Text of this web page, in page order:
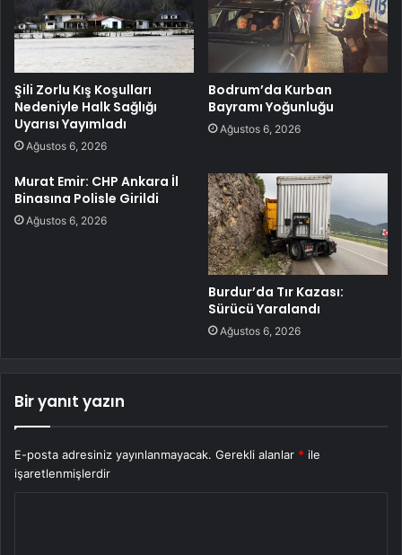
Şili Zorlu Kış Koşulları
Nedeniyle Halk Sağlığı
Uyarısı Yayımladı
Ağustos 6, 2026
Bodrum’da Kurban
Bayramı Yoğunluğu
Ağustos 6, 2026
Murat Emir: CHP Ankara İl
Binasına Polisle Girildi
Ağustos 6, 2026
Burdur’da Tır Kazası:
Sürücü Yaralandı
Ağustos 6, 2026
Bir yanıt yazın
E-posta adresiniz yayınlanmayacak. Gerekli alanlar * ile
işaretlenmişlerdir